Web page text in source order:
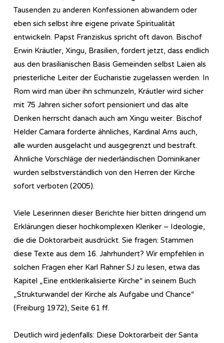
Tausenden zu anderen Konfessionen abwandern oder
eben sich selbst ihre eigene private Spiritualität
entwickeln. Papst Franziskus spricht oft davon. Bischof
Erwin Kräutler, Xingu, Brasilien, fordert jetzt, dass endlich
aus den brasilianischen Basis Gemeinden selbst Laien als
priesterliche Leiter der Eucharistie zugelassen werden. In
Rom wird man über ihn schmunzeln, Kräutler wird sicher
mit 75 Jahren sicher sofort pensioniert und das alte
Denken herrscht danach auch am Xingu weiter. Bischof
Helder Camara forderte ähnliches, Kardinal Arns auch,
alle wurden ausgelacht und ausgegrenzt und bestraft.
Ähnliche Vorschläge der niederländischen Dominikaner
wurden selbstverständlich von den Herren der Kirche
sofort verboten (2005).
Viele Leserinnen dieser Berichte hier bitten dringend um
Erklärungen dieser hochkomplexen Kleriker – Ideologie,
die die Doktorarbeit ausdrückt. Sie fragen: Stammen
diese Texte aus dem 16. Jahrhundert? Wir empfehlen in
solchen Fragen eher Karl Rahner SJ zu lesen, etwa das
Kapitel „Eine entklerikalisierte Kirche“ in seinem Buch
„Strukturwandel der Kirche als Aufgabe und Chance“
(Freiburg 1972), Seite 61 ff.
Deutlich wird jedenfalls: Diese Doktorarbeit der Santa